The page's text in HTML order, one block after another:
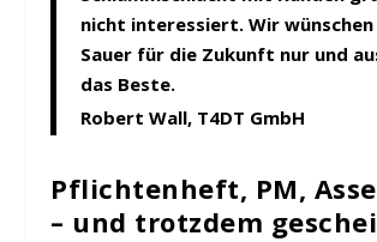
nicht interessiert. Wir wünschen
Sauer für die Zukunft nur und
das Beste.
Robert Wall, T4DT GmbH
Pflichtenheft, PM,
– und trotzdem